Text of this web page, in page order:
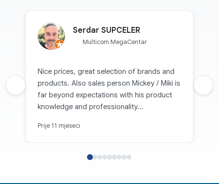
Serdar SUPCELER
Multicom MegaCentar
Nice prices, great selection of brands and
products. Also sales person Mickey / Miki is
far beyond expectations with his product
knowledge and professionality...
Prije 11 mjeseci
Prethodna recenzija